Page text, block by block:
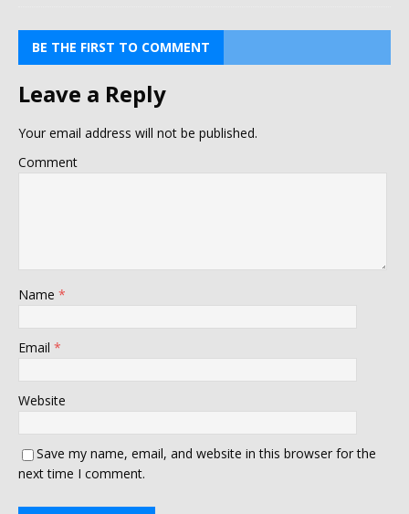
BE THE FIRST TO COMMENT
Leave a Reply
Your email address will not be published.
Comment
Name *
Email *
Website
Save my name, email, and website in this browser for the
next time I comment.